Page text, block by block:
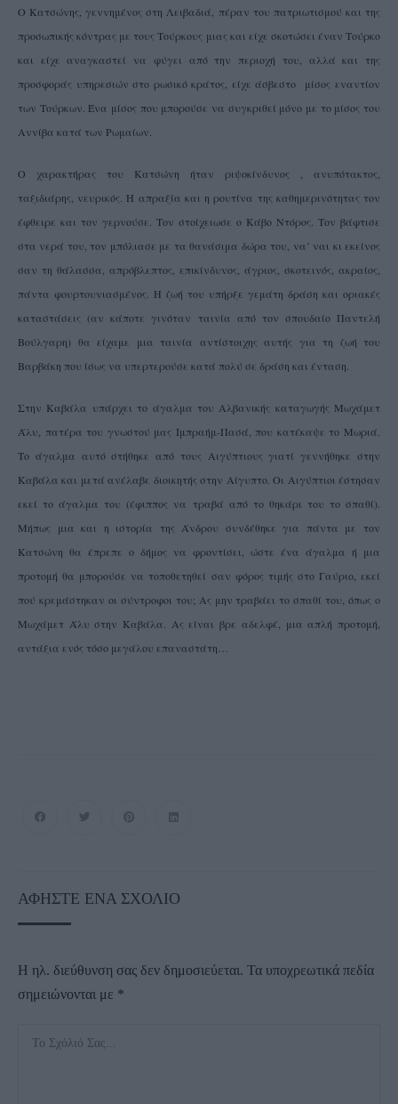
Ο Κατσώνης, γεννημένος στη Λειβαδιά, πέραν του πατριωτισμού και της
προσωπικής κόντρας με τους Τούρκους μιας και είχε σκοτώσει έναν Τούρκο
και είχε αναγκαστεί να φύγει από την περιοχή του, αλλά και της
προσφοράς υπηρεσιών στο ρωσικό κράτος, είχε άσβεστο μίσος εναντίον
των Τούρκων. Ένα μίσος που μπορούσε να συγκριθεί μόνο με το μίσος του
Αννίβα κατά των Ρωμαίων.
Ο χαρακτήρας του Κατσώνη ήταν ριψοκίνδυνος , ανυπότακτος,
ταξιδιάρης, νευρικός. Η απραξία και η ρουτίνα της καθημερινότητας τον
έφθειρε και τον γερνούσε. Τον στοίχειωσε ο Κάβο Ντόρος. Τον βάφτισε
στα νερά του, τον μπόλιασε με τα θανάσιμα δώρα του, να’ ναι κι εκείνος
σαν τη θάλασσα, απρόβλεπτος, επικίνδυνος, άγριος, σκοτεινός, ακραίος,
πάντα φουρτουνιασμένος. Η ζωή του υπήρξε γεμάτη δράση και οριακές
καταστάσεις (αν κάποτε γινόταν ταινία από τον σπουδαίο Παντελή
Βούλγαρη) θα είχαμε μια ταινία αντίστοιχης αυτής για τη ζωή του
Βαρβάκη που ίσως να υπερτερούσε κατά πολύ σε δράση και ένταση.
Στην Καβάλα υπάρχει το άγαλμα του Αλβανικής καταγωγής Μωχάμετ
Άλυ, πατέρα του γνωστού μας Ιμπραήμ-Πασά, που κατέκαψε το Μωριά.
Το άγαλμα αυτό στήθηκε από τους Αιγύπτιους γιατί γεννήθηκε στην
Καβάλα και μετά ανέλαβε διοικητής στην Αίγυπτο. Οι Αιγύπτιοι έστησαν
εκεί το άγαλμα του (έφιππος να τραβά από το θηκάρι του το σπαθί).
Μήπως μια και η ιστορία της Άνδρου συνδέθηκε για πάντα με τον
Κατσώνη θα έπρεπε ο δήμος να φροντίσει, ώστε ένα άγαλμα ή μια
προτομή θα μπορούσε να τοποθετηθεί σαν φόρος τιμής στο Γαύριο, εκεί
πού κρεμάστηκαν οι σύντροφοι του; Ας μην τραβάει το σπαθί του, όπως ο
Μωχάμετ Άλυ στην Καβάλα. Ας είναι βρε αδελφέ, μια απλή προτομή,
αντάξια ενός τόσο μεγάλου επαναστάτη…
ΑΦΉΣΤΕ ΈΝΑ ΣΧΌΛΙΟ
Η ηλ. διεύθυνση σας δεν δημοσιεύεται. Τα υποχρεωτικά πεδία
σημειώνονται με *